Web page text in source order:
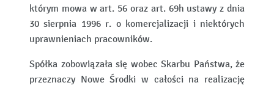
którym mowa w art. 56 oraz art. 69h ustawy z dnia
30 sierpnia 1996 r. o komercjalizacji i niektórych
uprawnieniach pracowników.
Spółka zobowiązała się wobec Skarbu Państwa, że
przeznaczy Nowe Środki w całości na realizację